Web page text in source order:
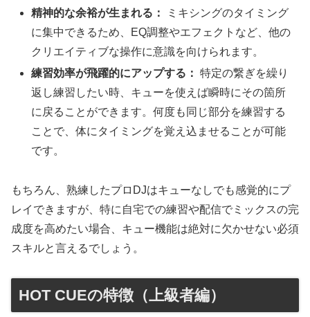
精神的な余裕が生まれる：
ミキシングのタイミング
に集中できるため、EQ調整やエフェクトなど、他の
クリエイティブな操作に意識を向けられます。
練習効率が飛躍的にアップする： 特定の繋ぎを繰り
返し練習したい時、キューを使えば瞬時にその箇所
に戻ることができます。何度も同じ部分を練習する
ことで、体にタイミングを覚え込ませることが可能
です。
もちろん、熟練したプロDJはキューなしでも感覚的にプ
レイできますが、特に自宅での練習や配信でミックスの完
成度を高めたい場合、キュー機能は絶対に欠かせない必須
スキルと言えるでしょう。
HOT CUEの特徴（上級者編）